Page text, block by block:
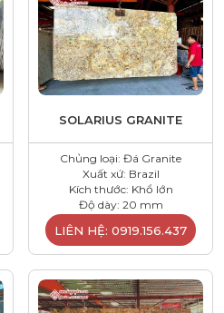
SOLARIUS GRANITE
Chủng loại: Đá Granite
Xuất xứ: Brazil
Kích thước: Khổ lớn
Độ dày: 20 mm
LIÊN HỆ: 0919.156.437